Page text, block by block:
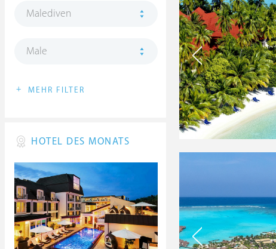
Malediven
Male
+ MEHR FILTER
HOTEL DES MONATS